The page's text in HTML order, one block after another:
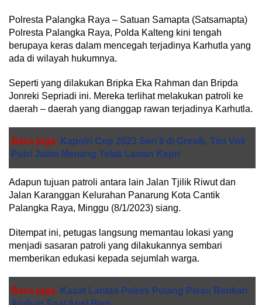
Polresta Palangka Raya – Satuan Samapta (Satsamapta)
Polresta Palangka Raya, Polda Kalteng kini tengah
berupaya keras dalam mencegah terjadinya Karhutla yang
ada di wilayah hukumnya.
Seperti yang dilakukan Bripka Eka Rahman dan Bripda
Jonreki Sepriadi ini. Mereka terlihat melakukan patroli ke
daerah – daerah yang dianggap rawan terjadinya Karhutla.
Baca juga
Kapolri Cup 2023 Seri II di Gresik, Tim Voli
Putri Jatim Menang Telak Lawan Kepri
Adapun tujuan patroli antara lain Jalan Tjilik Riwut dan
Jalan Karanggan Kelurahan Panarung Kota Cantik
Palangka Raya, Minggu (8/1/2023) siang.
Ditempat ini, petugas langsung memantau lokasi yang
menjadi sasaran patroli yang dilakukannya sembari
memberikan edukasi kepada sejumlah warga.
Baca juga
Kasat Lantas Polres Pulang Pisau Berikan